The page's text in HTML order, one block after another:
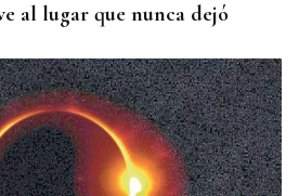
al lugar que nunca dejó